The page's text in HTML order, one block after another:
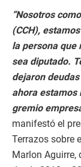
“Nosotros
(CCH),
la persona que
sea diputado.
dejaron
ahora estamos
gremio
manifestó el
Terrazos sobre
Marlon